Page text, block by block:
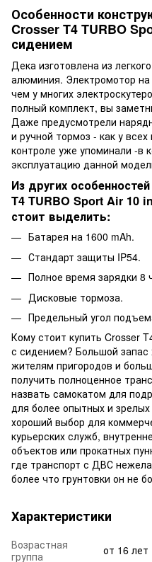
Особенности
Crosser T4 TURBO
сидением
Дека изготовлена из
алюминия. Электромотор
чем у многих
полный комплект, вы
Даже предусмотрели
и ручной тормоз - как у
контроле уже упоминали -в
эксплуатацию данной
Из других
T4 TURBO Sport Air 10
стоит выделить:
Батарея на 1600 mAh.
Стандарт защиты IP54.
Полное время зарядки 8
Дисковые тормоза.
Предельный угол
Кому стоит купить Crosser
с сидением? Большой
жителям пригородов и
получить полноценное
назвать самокатом для
для более опытных и
хороший выбор для
курьерских служб,
объектов или прокатных
где транспорт с ДВС
более что грунтовки он не
Характеристики
Возрастная
группа
от 16 лет